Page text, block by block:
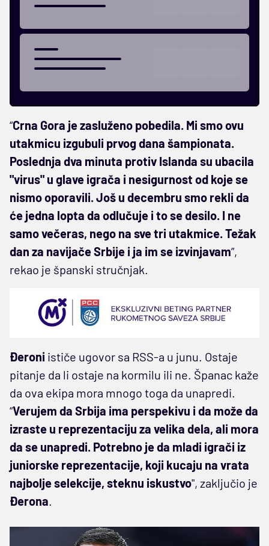
“Crna Gora je zasluženo pobedila. Mi smo ovu
utakmicu izgubuli prvog dana šampionata.
Poslednja dva minuta protiv Islanda su ubacila
"virus" u glave igrača i nesigurnost od koje se
nismo oporavili. Još u decembru smo rekli da
će jedna lopta da odlučuje i to se desilo. I ne
samo večeras, nego na sve tri utakmice. Težak
dan za navijače Srbije i ja im se izvinjavam”,
rekao je španski stručnjak.
Đeroni ističe ugovor sa RSS-a u junu. Ostaje
pitanje da li ostaje na kormilu ili ne. Španac kaže
da ova ekipa mora mnogo toga da unapredi.
“Verujem da Srbija ima perspekivu i da može da
izraste u reprezentaciju za velika dela, ali mora
da se unapredi. Potrebno je da mladi igrači iz
juniorske reprezentacije, koji kucaju na vrata
najbolje selekcije, steknu iskustvo", zaključio je
Đerona.